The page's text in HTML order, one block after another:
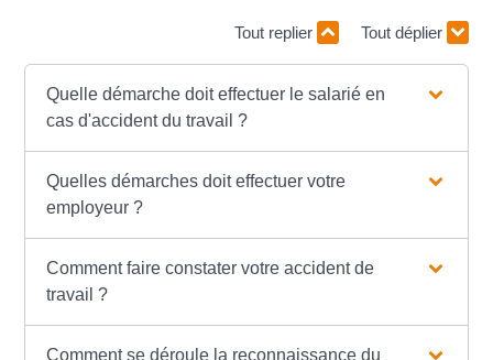
Tout replier Tout déplier
Quelle démarche doit effectuer le salarié en
cas d'accident du travail ?
Quelles démarches doit effectuer votre
employeur ?
Comment faire constater votre accident de
travail ?
Comment se déroule la reconnaissance du